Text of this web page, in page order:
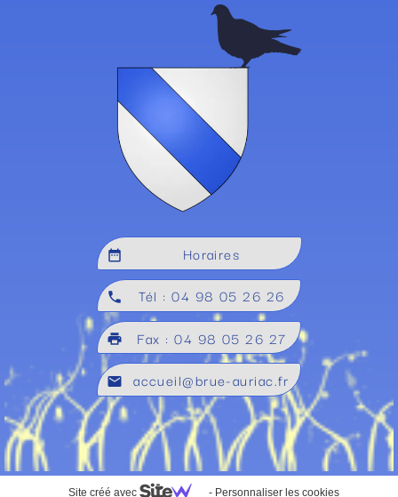
date_range Horaires
local_phone Tél : 04 98 05 26 26
local_printshop Fax : 04 98 05 26 27
mail accueil@brue-auriac.fr
Site créé avec - Personnaliser les cookies